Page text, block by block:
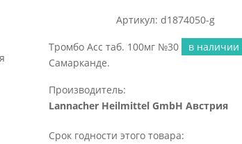
Артикул: d1874050-g
Тромбо Асс таб. 100мг №30 в наличии
Самарканде.
Производитель:
Lannacher Heilmittel GmbH Австрия
Срок годности этого товара: